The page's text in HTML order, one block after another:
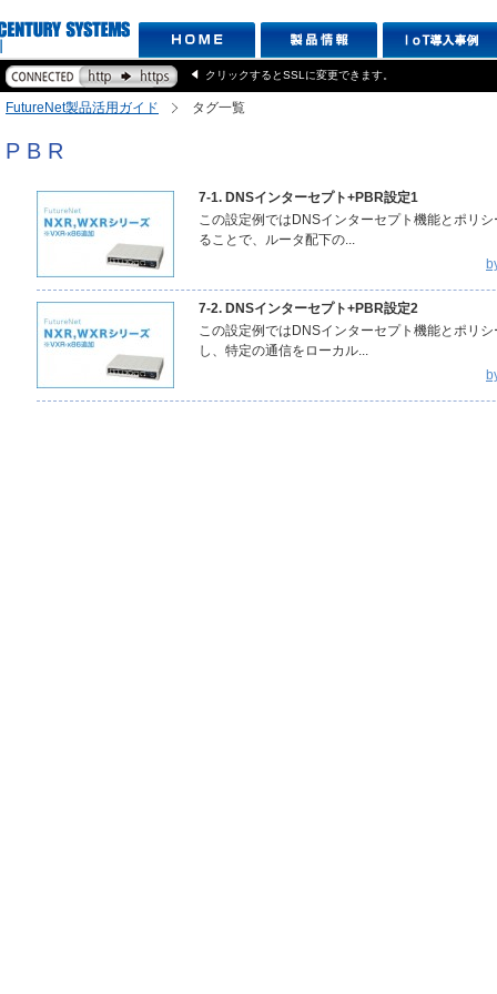
クリックするとSSLに変更できます。
FutureNet製品活用ガイド タグ一覧
PBR
7-1. DNSインターセプト+PBR設定1
この設定例ではDNSインターセプト機能とポリ
ることで、ルータ配下の...
7-2. DNSインターセプト+PBR設定2
この設定例ではDNSインターセプト機能とポリ
し、特定の通信をローカル...